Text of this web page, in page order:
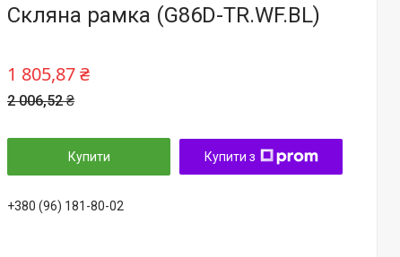
Скляна рамка (G86D-TR.WF.BL)
2 006,52 ₴
1 805,87 ₴
Купити Купити з
+380 (96) 181-80-02